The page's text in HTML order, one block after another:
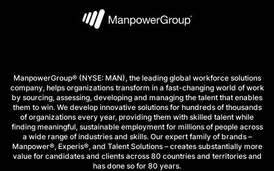
ManpowerGroup® (NYSE: MAN), the leading global workforce solutions
company, helps organizations transform in a fast-changing world of work
by sourcing, assessing, developing and managing the talent that enables
them to win. We develop innovative solutions for hundreds of thousands
of organizations every year, providing them with skilled talent while
finding meaningful, sustainable employment for millions of people across
a wide range of industries and skills. Our expert family of brands –
Manpower®, Experis®, and Talent Solutions – creates substantially more
value for candidates and clients across 80 countries and territories and
has done so for 80 years.